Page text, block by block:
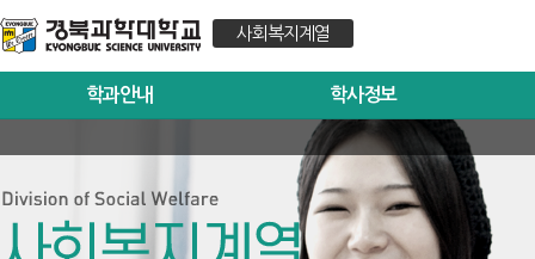
사회복지계열
학과안내 학사정보